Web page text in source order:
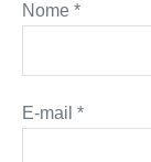
Nome *
E-mail *